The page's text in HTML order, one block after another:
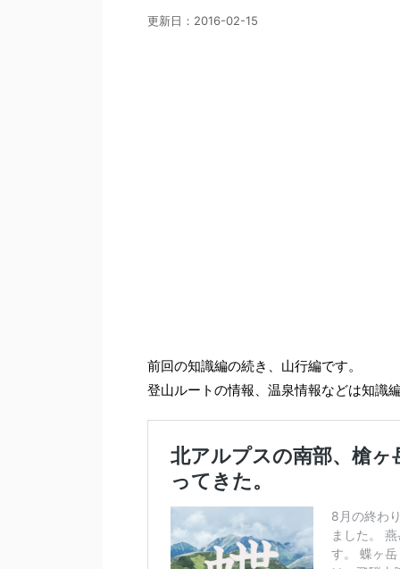
更新日： 2016-02-15
前回の知識編の続き、山行編です。
登山ルートの情報、温泉情報などは知識